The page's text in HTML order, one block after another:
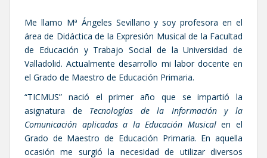
Me llamo Mª Ángeles Sevillano y soy profesora en el
área de Didáctica de la Expresión Musical de la Facultad
de Educación y Trabajo Social de la Universidad de
Valladolid. Actualmente desarrollo mi labor docente en
el Grado de Maestro de Educación Primaria.
“TICMUS” nació el primer año que se impartió la
asignatura de Tecnologías de la Información y la
Comunicación aplicadas a la Educación Musicalen el
Grado de Maestro de Educación Primaria. En aquella
ocasión me surgió la necesidad de utilizar diversos